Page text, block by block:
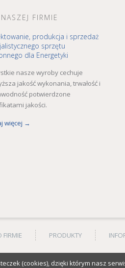
FIRMIE
produkcja i sprzedaż
sprzętu
dla Energetyki
nasze wyroby cechuje
jakość wykonania, trwałość i
potwierdzone
jakości.
więcej →
FIRMIE PRODUKTY
(cookies), dzięki którym nasz